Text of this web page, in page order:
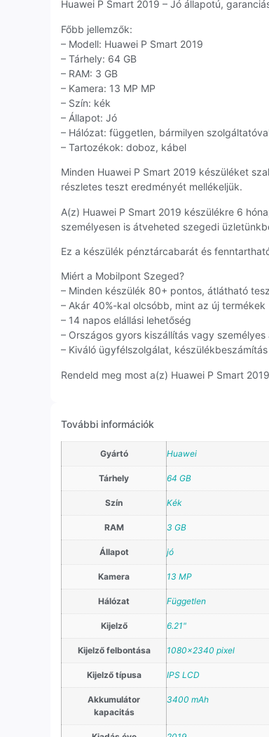
Huawei P Smart 2019 – Jó állapotú,
Főbb jellemzők:
– Modell: Huawei P Smart 2019
– Tárhely: 64 GB
– RAM: 3 GB
– Kamera: 13 MP MP
– Szín: kék
– Állapot: Jó
– Hálózat: független, bármilyen
– Tartozékok: doboz, kábel
Minden Huawei P Smart 2019 készüléket
részletes teszt eredményét mellékeljük.
A(z) Huawei P Smart 2019 készülékre 6
személyesen is átveheted szegedi
Ez a készülék pénztárcabarát és
Miért a Mobilpont Szeged?
– Minden készülék 80+ pontos, átlátható
– Akár 40%-kal olcsóbb, mint az új termékek
– 14 napos elállási lehetőség
– Országos gyors kiszállítás vagy személyes
– Kiváló ügyfélszolgálat,
Rendeld meg most a(z) Huawei P Smart
További információk
Gyártó Huawei
Tárhely 64 GB
Szín Kék
RAM 3 GB
Állapot jó
Kamera 13 MP
Hálózat Független
Kijelző 6.21"
Kijelző felbontása 1080×2340 pixel
Kijelző típusa IPS LCD
Akkumulátor
kapacitás
3400 mAh